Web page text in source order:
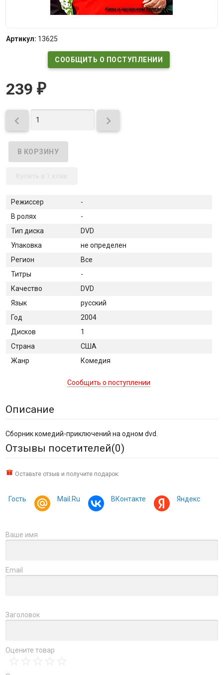
Артикул: 13625
СООБЩИТЬ О ПОСТУПЛЕНИИ
239 ₽
 
Режиссер
-
В ролях
-
Тип диска
DVD
Упаковка
не определен
Регион
Все
Титры
-
Качество
DVD
Язык
русский
Год
2004
Дисков
1
Страна
США
Жанр
Комедия
Сообщить о поступлении
Описание
Сборник комедий-приключений на одном dvd.
Отзывы посетителей(0)
Оставьте отзыв и получите подарок:
Гость Mail.Ru ВКонтакте Яндекс
Ваше имя
Email
Заголовок
Оцените товар